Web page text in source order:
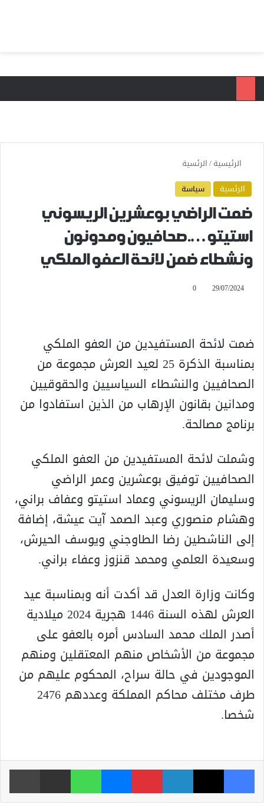
الرئيسية/الرئسية
الرئسية
سياسة
ضمت الراضي بوعشرين الريسوني
استيتو….صحافيون ومدونون
ونشطاء ضمن لائحة العفو الملكي
29/07/2024
0
ضمت لائحة المستفيدين من العفو الملكي
بمناسبة الذكرة 25 لعيد العرش مجموعة من
الصحافيين والنشطاء السياسيين والحقوقيين
ومدانين بقانون الإرهاب من الذين استفادوا من
برنامج مصالحة.
وشملت لائحة المستفيدين من العفو الملكي
الصحافيين توفيق بوعشرين وعمر الراضي
وسليمان الريسوني وعماد استيتو وعفاف براني،
وهشام منصوري وعبد الصمد آيت عيشة، إضافة
إلى الناشطين رضا الطاوجني ويوسف الحيرش،
وسعيدة العلمي ومحمد قنزوز وعفاء براني.
وكانت وزارة العدل قد أكدت أنه وبمناسبة عيد
العرش لهذه السنة 1446 هجرية 2024 ميلادية
أصدر الملك محمد السادس أمره بالعفو على
مجموعة من الأشخاص منهم المعتقلين ومنهم
الموجودين في حالة سراح، المحكوم عليهم من
طرف مختلف محاكم المملكة وعددهم 2476
شخصا.
فيسبوك ‫X لينكدإن بينتيريست ماسنجر واتساب مشاركة عبر البريد